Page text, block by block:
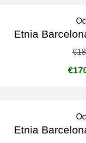
Etnia
€
€
Etnia